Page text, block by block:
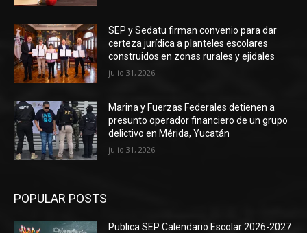
SEP y Sedatu firman convenio para dar
certeza jurídica a planteles escolares
construidos en zonas rurales y ejidales
julio 31, 2026
Marina y Fuerzas Federales detienen a
presunto operador financiero de un grupo
delictivo en Mérida, Yucatán
julio 31, 2026
POPULAR POSTS
Publica SEP Calendario Escolar 2026-2027